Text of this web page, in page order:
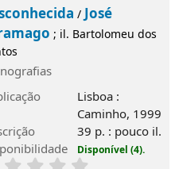
/José
; il. Bartolomeu dos
Lisboa :
Caminho, 1999
39 p. : pouco il.
Disponível (4).